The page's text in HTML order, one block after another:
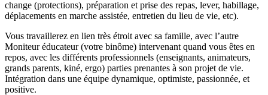
change (protections), préparation et prise des repas, lever, habillage,
déplacements en marche assistée, entretien du lieu de vie, etc).
Vous travaillerez en lien très étroit avec sa famille, avec l’autre
Moniteur éducateur (votre binôme) intervenant quand vous êtes en
repos, avec les différents professionnels (enseignants, animateurs,
grands parents, kiné, ergo) parties prenantes à son projet de vie.
Intégration dans une équipe dynamique, optimiste, passionnée, et
positive.